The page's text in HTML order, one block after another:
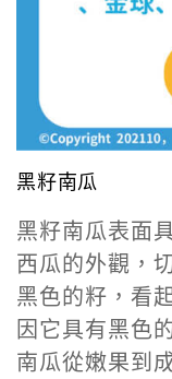
黑籽南瓜
黑籽南瓜表面
西瓜的外觀，
黑色的籽，看
因它具有黑色
南瓜從嫩果到